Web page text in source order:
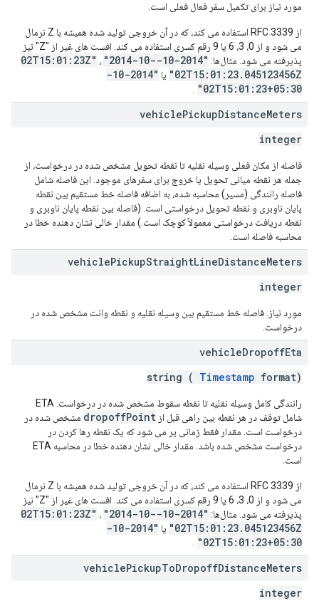
مورد نیاز برای تکمیل سفر فعال فعلی است.
از RFC 3339 استفاده می کند، که در آن خروجی تولید شده همیشه با Z نرمال
می شود و از 0، 3، 6 یا 9 رقم کسری استفاده می کند. افست های غیر از "Z" نیز
پذیرفته می شود. مثال‌ها: "2014-10-02T15:01:23Z" ، "2014-10-
02T15:01:23.045123456Z"
یا
"2014-10-
02T15:01:23+05:30"
vehiclePickupDistanceMeters
integer
فاصله از مکان فعلی وسیله نقلیه تا نقطه تحویل مشخص شده در درخواست، از
جمله هر نقطه میانی تحویل یا خروج برای سفرهای موجود. این فاصله شامل
فاصله رانندگی (مسیر) محاسبه شده، به اضافه فاصله خط مستقیم بین نقطه
پایان ناوبری و نقطه تحویل درخواستی است. (فاصله بین نقطه پایان ناوبری و
نقطه دریافت درخواستی معمولاً کوچک است.) مقدار خالی نشان دهنده خطا در
محاسبه فاصله است.
vehiclePickupStraightLineDistanceMeters
integer
مورد نیاز. فاصله خط مستقیم بین وسیله نقلیه و نقطه وانت مشخص شده در
درخواست.
vehicleDropoffEta
string ( Timestamp format)
رانندگی کامل وسیله نقلیه تا نقطه سقوط مشخص شده در درخواست. ETA
شامل توقف در هر نقطه بین راهی قبل از dropoffPoint مشخص شده در
درخواست است. مقدار فقط زمانی پر می شود که یک نقطه رها کردن در
درخواست مشخص شده باشد. مقدار خالی نشان دهنده خطا در محاسبه ETA
است.
از RFC 3339 استفاده می کند، که در آن خروجی تولید شده همیشه با Z نرمال
می شود و از 0، 3، 6 یا 9 رقم کسری استفاده می کند. افست های غیر از "Z" نیز
پذیرفته می شود. مثال‌ها: "2014-10-02T15:01:23Z" ، "2014-10-
02T15:01:23.045123456Z"
یا
"2014-10-
02T15:01:23+05:30"
vehiclePickupToDropoffDistanceMeters
integer